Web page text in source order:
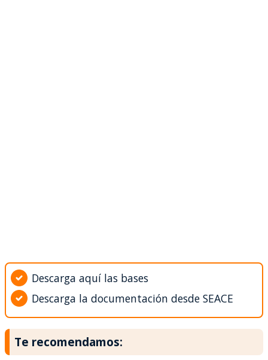
Descarga aquí las bases
Descarga la documentación desde SEACE
Te recomendamos: